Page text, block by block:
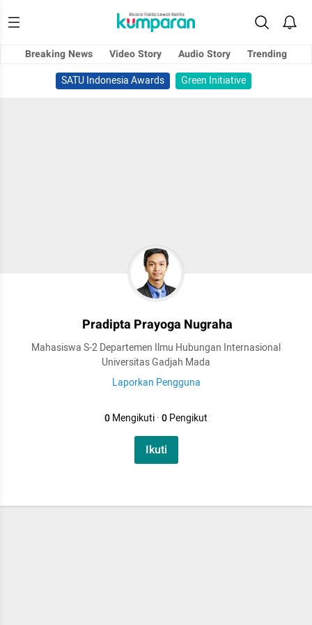
Breaking News Video Story Audio Story
Trending
SATU Indonesia Awards
Green Initiative
Pradipta Prayoga Nugraha
Mahasiswa S-2 Departemen Ilmu Hubungan Internasional
Universitas Gadjah Mada
Laporkan Pengguna
0Mengikuti·0Pengikut
Ikuti